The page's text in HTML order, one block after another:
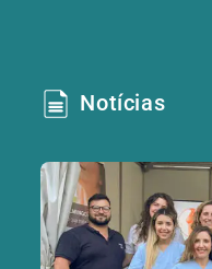
Notícias